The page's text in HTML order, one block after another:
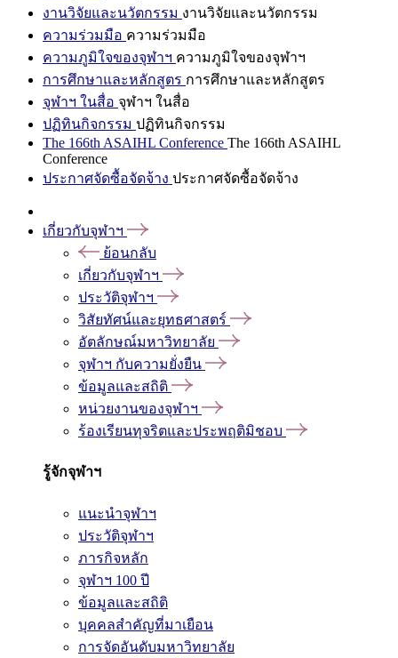
งานวิจัยและนวัตกรรม งานวิจัยและนวัตกรรม
ความร่วมมือ ความร่วมมือ
ความภูมิใจของจุฬาฯ ความภูมิใจของจุฬาฯ
การศึกษาและหลักสูตร การศึกษาและหลักสูตร
จุฬาฯ ในสื่อ จุฬาฯ ในสื่อ
ปฏิทินกิจกรรม ปฏิทินกิจกรรม
The 166th ASAIHL Conference The 166th ASAIHL
Conference
ประกาศจัดซื้อจัดจ้าง ประกาศจัดซื้อจัดจ้าง
เกี่ยวกับจุฬาฯ
ย้อนกลับ
เกี่ยวกับจุฬาฯ
ประวัติจุฬาฯ
วิสัยทัศน์และยุทธศาสตร์
อัตลักษณ์มหาวิทยาลัย
จุฬาฯ กับความยั่งยืน
ข้อมูลและสถิติ
หน่วยงานของจุฬาฯ
ร้องเรียนทุจริตและประพฤติมิชอบ
รู้จักจุฬาฯ
แนะนำจุฬาฯ
ประวัติจุฬาฯ
ภารกิจหลัก
จุฬาฯ 100 ปี
ข้อมูลและสถิติ
บุคคลสำคัญที่มาเยือน
การจัดอันดับมหาวิทยาลัย